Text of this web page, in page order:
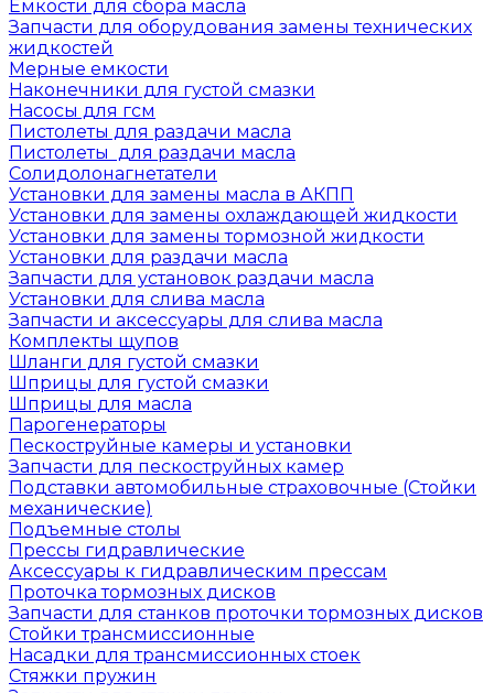
Емкости для сбора масла
Запчасти для оборудования замены технических
жидкостей
Мерные емкости
Наконечники для густой смазки
Насосы для гсм
Пистолеты для раздачи масла
Пистолеты для раздачи масла
Солидолонагнетатели
Установки для замены масла в АКПП
Установки для замены охлаждающей жидкости
Установки для замены тормозной жидкости
Установки для раздачи масла
Запчасти для установок раздачи масла
Установки для слива масла
Запчасти и аксессуары для слива масла
Комплекты щупов
Шланги для густой смазки
Шприцы для густой смазки
Шприцы для масла
Парогенераторы
Пескоструйные камеры и установки
Запчасти для пескоструйных камер
Подставки автомобильные страховочные (Стойки
механические)
Подъемные столы
Прессы гидравлические
Аксессуары к гидравлическим прессам
Проточка тормозных дисков
Запчасти для станков проточки тормозных дисков
Стойки трансмиссионные
Насадки для трансмиссионных стоек
Стяжки пружин